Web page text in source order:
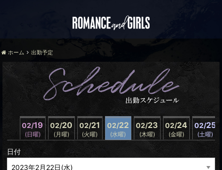
ホーム 出勤予定
02/19
(日曜)
02/20
(月曜)
02/21
(火曜)
02/22
(水曜)
02/23
(木曜)
02/24
(金曜)
02/25
(土曜)
日付